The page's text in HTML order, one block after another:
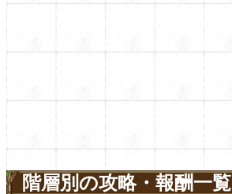
階層別の攻略・報酬一覧